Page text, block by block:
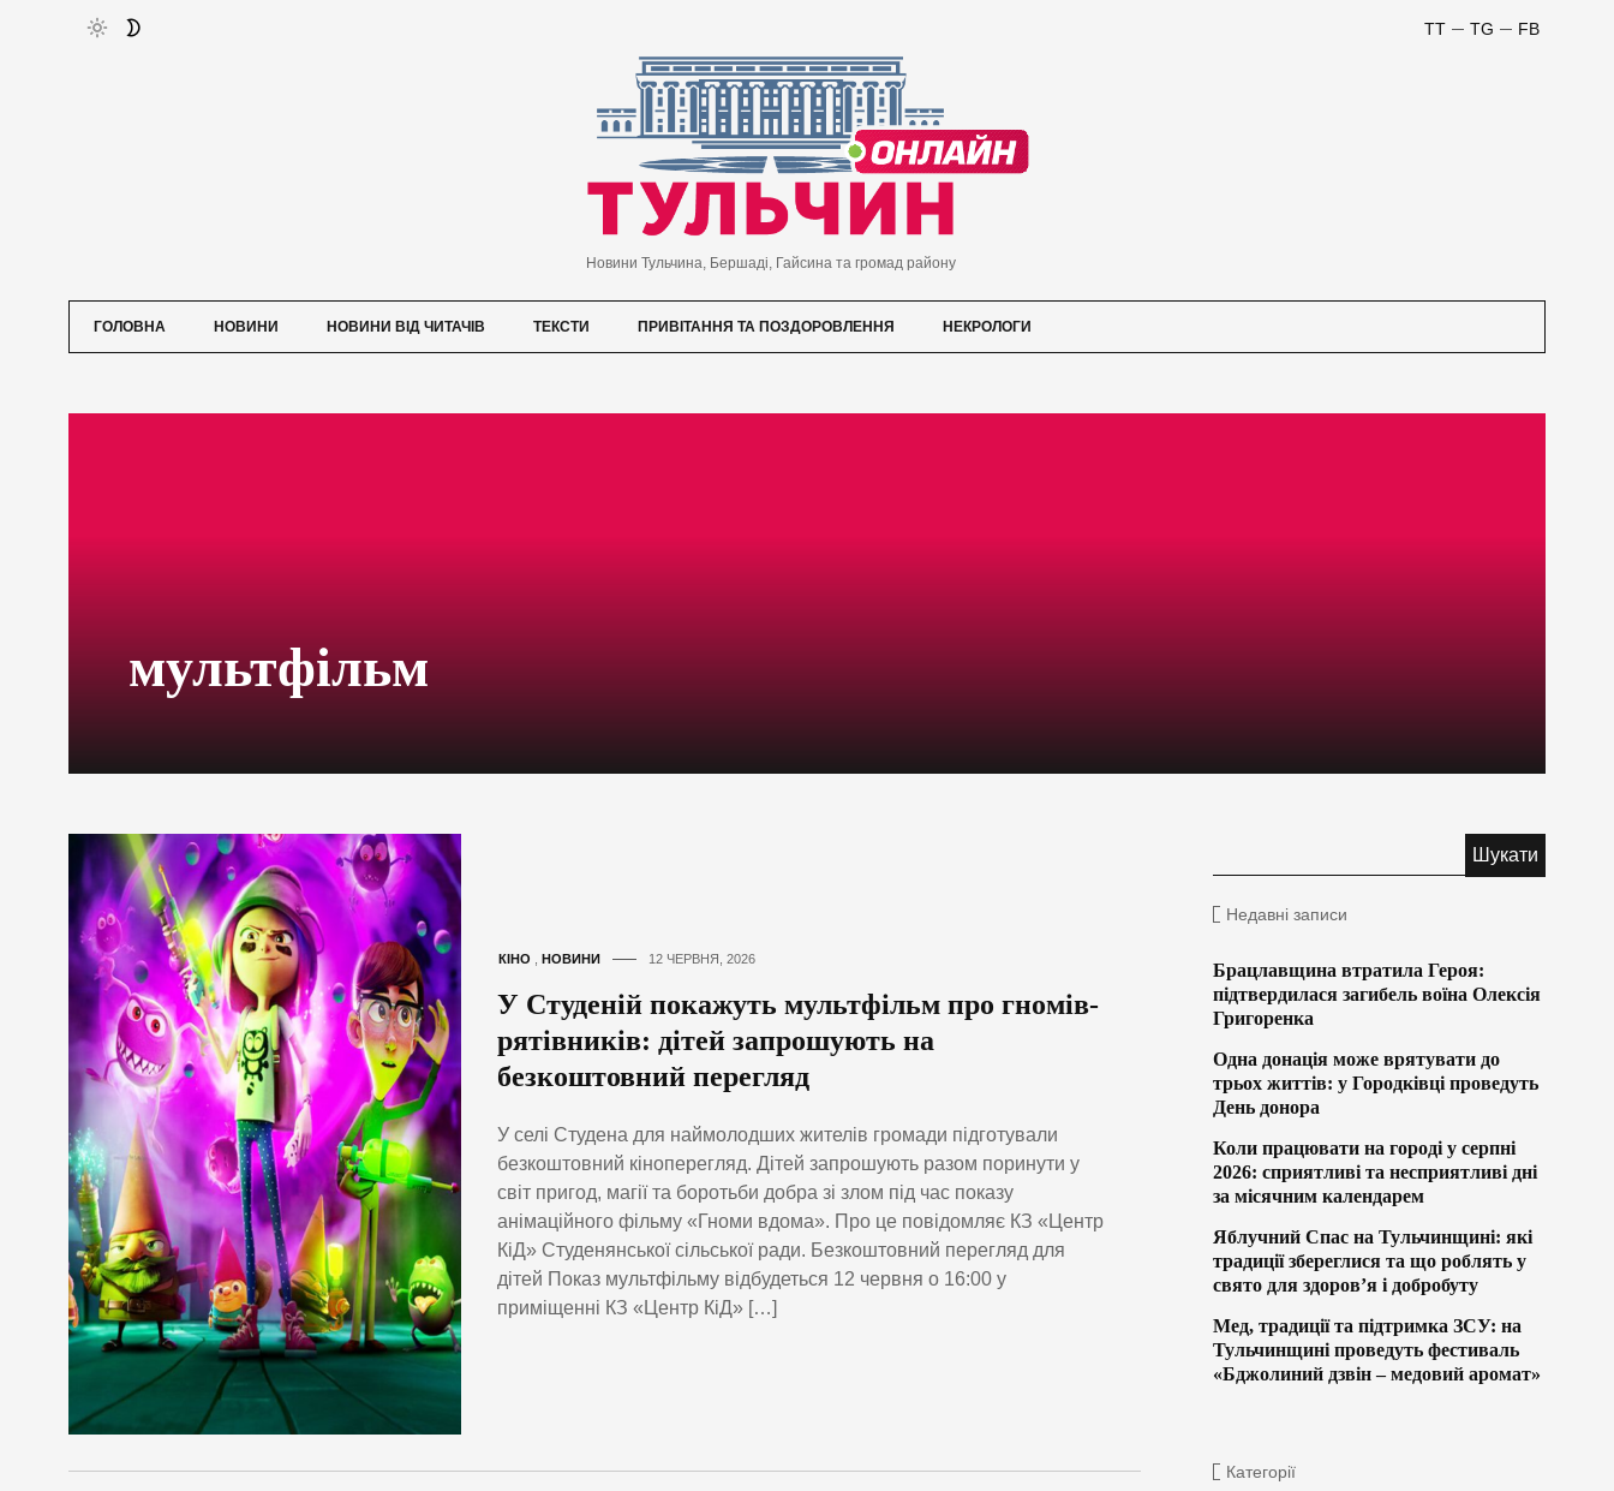
FB
TG
TT
Новини Тульчина, Бершаді, Гайсина та громад району
ГОЛОВНА НОВИНИ НОВИНИ ВІД ЧИТАЧІВ ТЕКСТИ ПРИВІТАННЯ ТА ПОЗДОРОВЛЕННЯ НЕКРОЛОГИ
мультфільм
КІНО , НОВИНИ 12 ЧЕРВНЯ, 2026
У Студеній покажуть мультфільм про гномів-
рятівників: дітей запрошують на
безкоштовний перегляд
У селі Студена для наймолодших жителів громади підготували
безкоштовний кіноперегляд. Дітей запрошують разом поринути у
світ пригод, магії та боротьби добра зі злом під час показу
анімаційного фільму «Гноми вдома». Про це повідомляє КЗ «Центр
КіД» Студенянської сільської ради. Безкоштовний перегляд для
дітей Показ мультфільму відбудеться 12 червня о 16:00 у
приміщенні КЗ «Центр КіД» […]
Недавні записи
Брацлавщина втратила Героя:
підтвердилася загибель воїна Олексія
Григоренка
Одна донація може врятувати до
трьох життів: у Городківці проведуть
День донора
Коли працювати на городі у серпні
2026: сприятливі та несприятливі дні
за місячним календарем
Яблучний Спас на Тульчинщині: які
традиції збереглися та що роблять у
свято для здоров’я і добробуту
Мед, традиції та підтримка ЗСУ: на
Тульчинщині проведуть фестиваль
«Бджолиний дзвін – медовий аромат»
Категорії